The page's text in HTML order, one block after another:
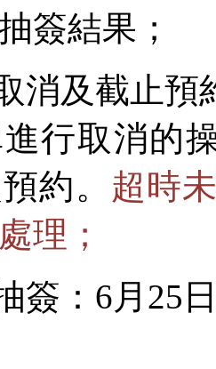
簽結果；
及截止預
行取消的
約。 超時
理；
：6月25日